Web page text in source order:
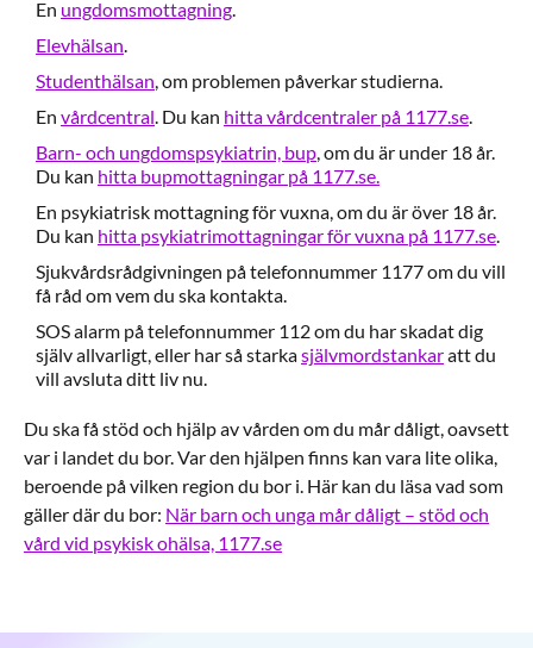
En ungdomsmottagning
Elevhälsan
Studenthälsan , om problemen påverkar studierna.
En vårdcentral . Du kan hitta vårdcentraler på 1177.se
Barn- och ungdomspsykiatrin, bup , om du är under 18 år.
Du kan hitta bupmottagningar på 1177.se.
En psykiatrisk mottagning för vuxna, om du är över 18 år.
Du kan hitta psykiatrimottagningar för vuxna på 1177.se
Sjukvårdsrådgivningen på telefonnummer 1177 om du vill
få råd om vem du ska kontakta.
SOS alarm på telefonnummer 112 om du har skadat dig
själv allvarligt, eller har så starkasjälvmordstankaratt du
vill avsluta ditt liv nu.
Du ska få stöd och hjälp av vården om du mår dåligt, oavsett
var i landet du bor. Var den hjälpen finns kan vara lite olika,
beroende på vilken region du bor i. Här kan du läsa vad som
gäller där du bor: När barn och unga mår dåligt – stöd och
vård vid psykisk ohälsa, 1177.se